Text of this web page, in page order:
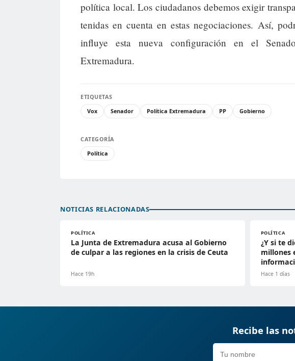
política local. Los ciudadanos debemos exigir
tenidas en cuenta en estas negociaciones. Así,
influye esta nueva configuración en el
Extremadura.
ETIQUETAS
Vox
Senador Política Extremadura PP Gobierno
CATEGORÍA
Política
NOTICIAS RELACIONADAS
POLÍTICA
La Junta de Extremadura acusa al Gobierno
de culpar a las regiones en la crisis de Ceuta
Hace 19h
POLÍTICA
¿Y si te
millones
Hace 1 días
Recibe las